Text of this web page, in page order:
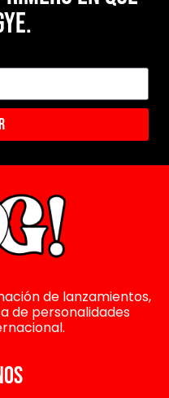
de lanzamientos,
de personalidades